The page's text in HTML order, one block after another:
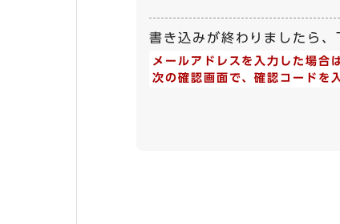
書き込みが終わりましたら、
メールアドレスを入力した場
次の確認画面で、確認コードを